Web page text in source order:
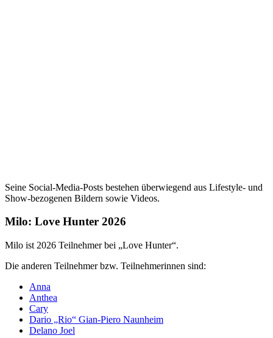
Seine Social-Media-Posts bestehen überwiegend aus Lifestyle- und
Show-bezogenen Bildern sowie Videos.
Milo: Love Hunter 2026
Milo ist 2026 Teilnehmer bei „Love Hunter“.
Die anderen Teilnehmer bzw. Teilnehmerinnen sind:
Anna
Anthea
Cary
Dario „Rio“ Gian-Piero Naunheim
Delano Joel